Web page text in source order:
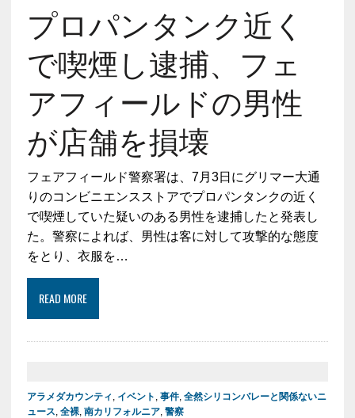
プロパンタンク近く
で喫煙し逮捕、フェ
アフィールドの男性
が店舗を損壊
フェアフィールド警察署は、7月3日にグリマー大通
りのコンビニエンスストアでプロパンタンクの近く
で喫煙していた疑いのある男性を逮捕したと発表し
た。警察によれば、男性は客に対して攻撃的な態度
をとり、衣服を…
READ MORE
アラメダカウンティ , イベント , 事件, 全然シリコンバレーと関係ないニ
ュース, 全裸, 南カリフォルニア, 警察